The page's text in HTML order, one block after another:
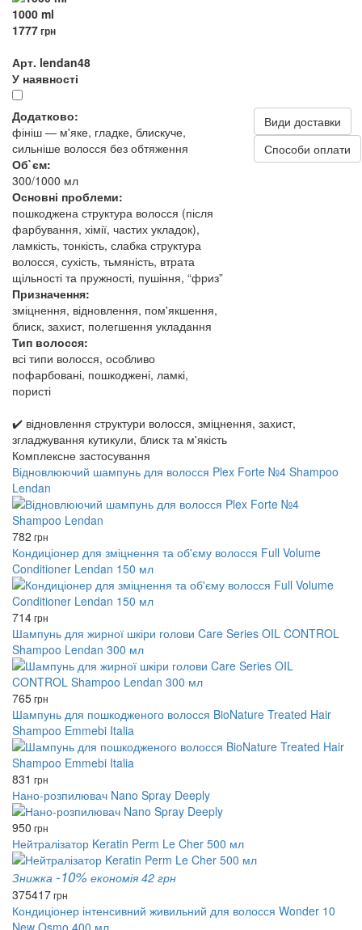
1000 ml
1777грн
Арт. lendan48
У наявності
Додатково:
фініш — м'яке, гладке, блискуче,
сильніше волосся без обтяження
Об`єм:
300/1000 мл
Основні проблеми:
пошкоджена структура волосся (після
фарбування, хімії, частих укладок),
ламкість, тонкість, слабка структура
волосся, сухість, тьмяність, втрата
щільності та пружності, пушіння, “фриз”
Призначення:
зміцнення, відновлення, пом'якшення,
блиск, захист, полегшення укладання
Тип волосся:
всі типи волосся, особливо
пофарбовані, пошкоджені, ламкі,
пористі
Види доставки
Способи оплати
✔️ відновлення структури волосся, зміцнення, захист,
згладжування кутикули, блиск та м'якість
Комплексне застосування
Відновлюючий шампунь для волосся Plex Forte №4 Shampoo
Lendan
782 грн
Кондиціонер для зміцнення та об'єму волосся Full Volume
Conditioner Lendan 150 мл
714грн
Шампунь для жирної шкіри голови Care Series OIL CONTROL
Shampoo Lendan 300 мл
765грн
Шампунь для пошкодженого волосся BioNature Treated Hair
Shampoo Emmebi Italia
831 грн
Нано-розпилювач Nano Spray Deeply
950 грн
Нейтралізатор Keratin Perm Le Cher 500 мл
Знижка -10% економія 42 грн
375417грн
Кондиціонер інтенсивний живильний для волосся Wonder 10
New Osmo 400 мл